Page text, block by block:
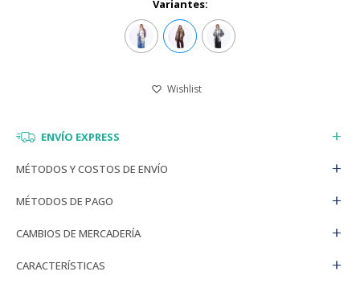
Variantes:
ENVÍO EXPRESS
MÉTODOS Y COSTOS DE ENVÍO
MÉTODOS DE PAGO
CAMBIOS DE MERCADERÍA
CARACTERÍSTICAS